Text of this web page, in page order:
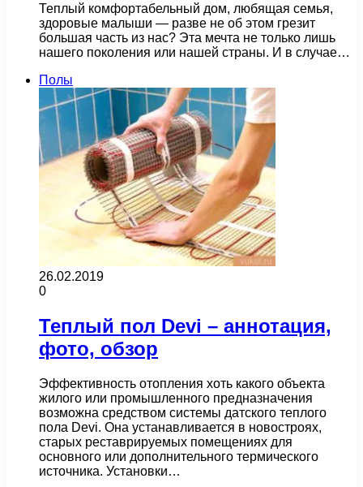
Теплый комфортабельный дом, любящая семья,
здоровые малыши — разве не об этом грезит
большая часть из нас? Эта мечта не только лишь
нашего поколения или нашей страны. И в случае…
Полы
26.02.2019
0
Теплый пол Devi – аннотация,
фото, обзор
Эффективность отопления хоть какого объекта
жилого или промышленного предназначения
возможна средством системы датского теплого
пола Devi. Она устанавливается в новостроях,
старых реставрируемых помещениях для
основного или дополнительного термического
источника. Установки…